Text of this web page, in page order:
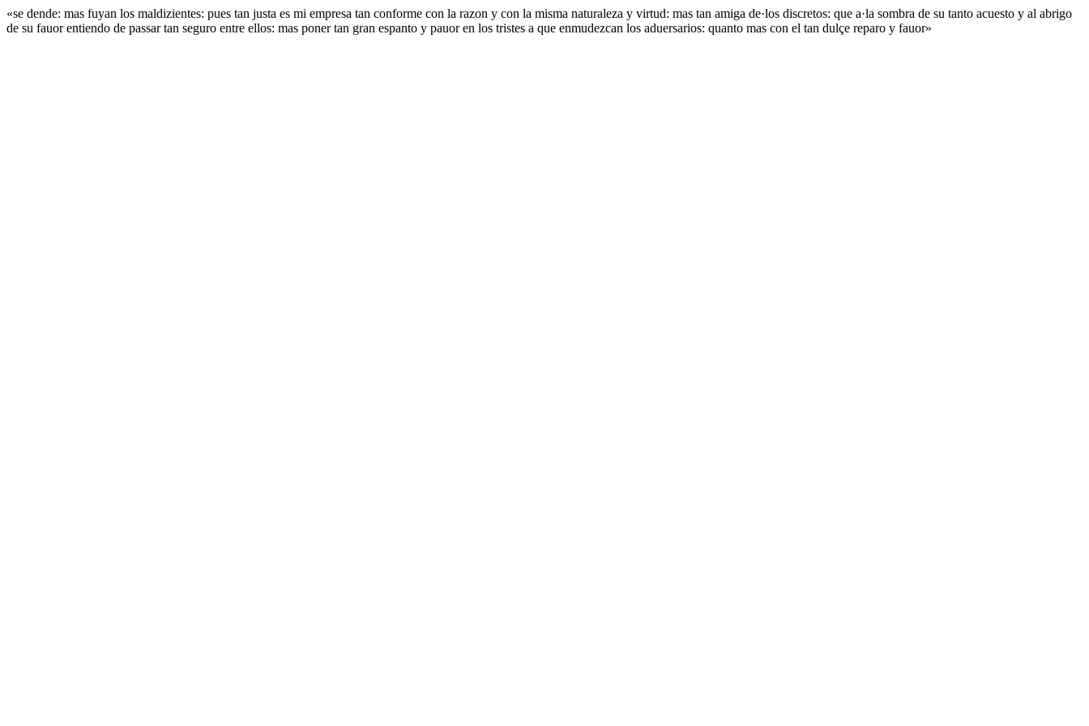
«se dende: mas fuyan los maldizientes: pues tan justa es mi empresa tan conforme con la razon y con la misma naturaleza y virtud: mas tan amiga de·los discretos: que a·la sombra de su tanto acuesto y al abrigo
de su fauor entiendo de passar tan seguro entre ellos: mas poner tan gran espanto y pauor en los tristes a que enmudezcan los aduersarios: quanto mas con el tan dulçe reparo y fauor»